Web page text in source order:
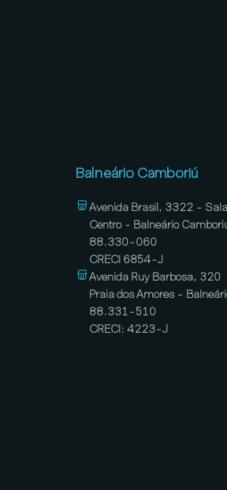
Balneário Camboriú
Avenida Brasil, 3322 -
Centro - Balneário
88.330-060
CRECI 6854-J
Avenida Ruy Barbosa, 320
Praia dos Amores -
88.331-510
CRECI: 4223-J